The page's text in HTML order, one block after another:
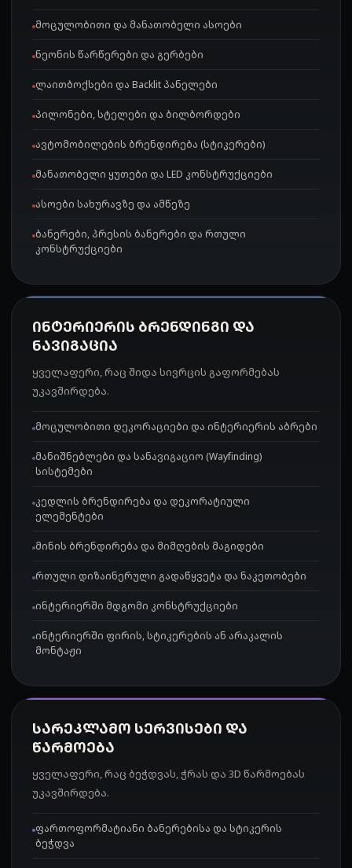
მოცულობითი და მანათობელი ასოები
ნეონის წარწერები და გერბები
ლაითბოქსები და Backlit პანელები
პილონები, სტელები და ბილბორდები
ავტომობილების ბრენდირება (სტიკერები)
მანათობელი ყუთები და LED კონსტრუქციები
ასოები სახურავზე და ამწეზე
ბანერები, პრესის ბანერები და რთული
კონსტრუქციები
ᲘᲜᲢᲔᲠᲘᲔᲠᲘᲡ ᲑᲠᲔᲜᲓᲘᲜᲒᲘ ᲓᲐ
ᲜᲐᲕᲘᲒᲐᲪᲘᲐ
ყველაფერი, რაც შიდა სივრცის გაფორმებას
უკავშირდება.
მოცულობითი დეკორაციები და ინტერიერის აბრები
მანიშნებლები და სანავიგაციო (Wayfinding)
სისტემები
კედლის ბრენდირება და დეკორატიული
ელემენტები
მინის ბრენდირება და მიმღების მაგიდები
რთული დიზაინერული გადაწყვეტა და ნაკეთობები
ინტერიერში მდგომი კონსტრუქციები
ინტერიერში ფირის, სტიკერების ან არაკალის
მონტაჟი
ᲡᲐᲠᲔᲙᲚᲐᲛᲝ ᲡᲔᲠᲕᲘᲡᲔᲑᲘ ᲓᲐ
ᲬᲐᲠᲛᲝᲔᲑᲐ
ყველაფერი, რაც ბეჭდვას, ჭრას და 3D წარმოებას
უკავშირდება.
ფართოფორმატიანი ბანერებისა და სტიკერის
ბეჭდვა